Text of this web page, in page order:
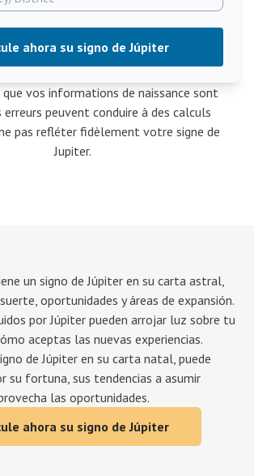
ahora su signo de Júpiter
que vos informations de naissance sont
erreurs peuvent conduire à des calculs
pas refléter fidèlement votre signe de
Jupiter.
un signo de Júpiter en su carta astral,
oportunidades y áreas de expansión.
por Júpiter pueden arrojar luz sobre tu
aceptas las nuevas experiencias.
de Júpiter en su carta natal, puede
su fortuna, sus tendencias a asumir
las oportunidades.
ahora su signo de Júpiter